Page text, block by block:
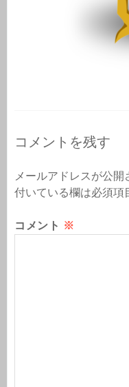
コメントを残す
メールアドレスが公開
付いている欄は必須項
コメント ※